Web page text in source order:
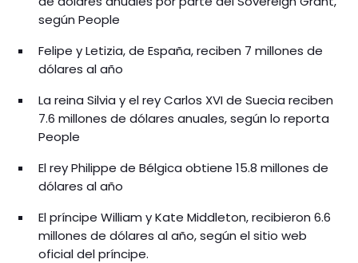
según People
Felipe y Letizia, de España, reciben 7 millones de
dólares al año
La reina Silvia y el rey Carlos XVI de Suecia reciben
7.6 millones de dólares anuales, según lo reporta
People
El rey Philippe de Bélgica obtiene 15.8 millones de
dólares al año
El príncipe William y Kate Middleton, recibieron 6.6
millones de dólares al año, según el sitio web
oficial del príncipe.